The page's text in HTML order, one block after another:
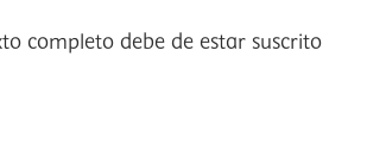
completo debe de estar suscrito